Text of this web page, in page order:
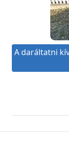
A daráltatni